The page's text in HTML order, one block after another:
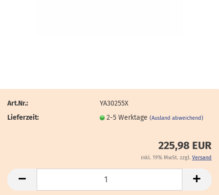
Art.Nr.:
YA30255X
Lieferzeit:
2-5 Werktage(Ausland abweichend)
225,98 EUR
inkl. 19% MwSt. zzgl. Versand